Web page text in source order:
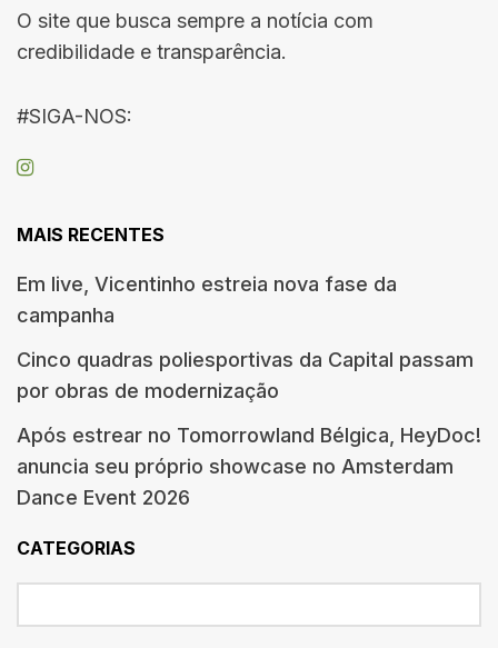
O site que busca sempre a notícia com
credibilidade e transparência.
#SIGA-NOS:
MAIS RECENTES
Em live, Vicentinho estreia nova fase da
campanha
Cinco quadras poliesportivas da Capital passam
por obras de modernização
Após estrear no Tomorrowland Bélgica, HeyDoc!
anuncia seu próprio showcase no Amsterdam
Dance Event 2026
CATEGORIAS